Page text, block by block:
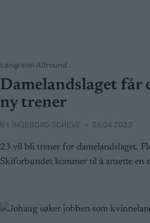
Langrenn Allround
Damelandslaget får
ny trener
BY INGEBORG SCHEVE 29.04.2022
23 vil bli trener for damelandslaget.
Skiforbundet kommer til å ansette en